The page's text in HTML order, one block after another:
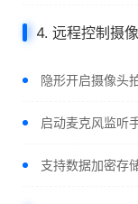
4. 远程控制摄
隐形开启摄像头
启动麦克风监听
支持数据加密存